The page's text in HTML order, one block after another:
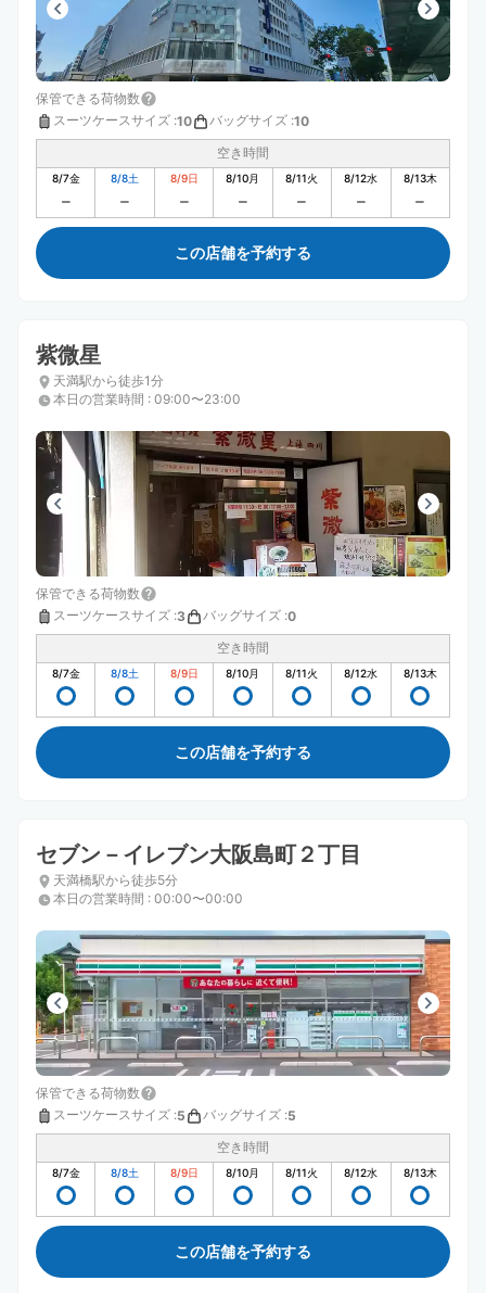
保管できる荷物数
スーツケースサイズ :10 バッグサイズ :10
空き時間
8/7金 8/8土 8/9日 8/10月 8/11火 8/12水 8/13木
この店舗を予約する
紫微星
天満駅から徒歩1分
本日の営業時間 : 09:00〜23:00
保管できる荷物数
スーツケースサイズ :3 バッグサイズ :0
空き時間
8/7金 8/8土 8/9日 8/10月 8/11火 8/12水 8/13木
この店舗を予約する
セブン－イレブン大阪島町２丁目
天満橋駅から徒歩5分
本日の営業時間 : 00:00〜00:00
保管できる荷物数
スーツケースサイズ :5 バッグサイズ :5
空き時間
8/7金 8/8土 8/9日 8/10月 8/11火 8/12水 8/13木
この店舗を予約する